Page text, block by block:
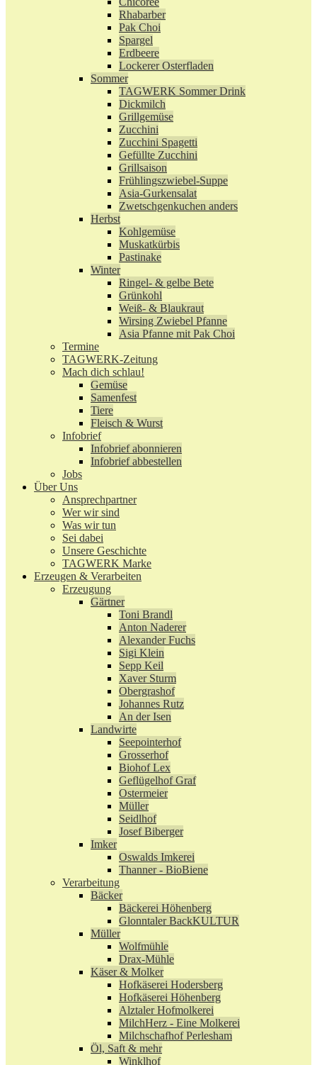
Rhabarber
Pak Choi
Spargel
Erdbeere
Lockerer Osterfladen
Sommer
TAGWERK Sommer Drink
Dickmilch
Grillgemüse
Zucchini
Zucchini Spagetti
Gefüllte Zucchini
Grillsaison
Frühlingszwiebel-Suppe
Asia-Gurkensalat
Zwetschgenkuchen anders
Herbst
Kohlgemüse
Muskatkürbis
Pastinake
Winter
Ringel- & gelbe Bete
Grünkohl
Weiß- & Blaukraut
Wirsing Zwiebel Pfanne
Asia Pfanne mit Pak Choi
Termine
TAGWERK-Zeitung
Mach dich schlau!
Gemüse
Samenfest
Tiere
Fleisch & Wurst
Infobrief
Infobrief abonnieren
Infobrief abbestellen
Jobs
Über Uns
Ansprechpartner
Wer wir sind
Was wir tun
Sei dabei
Unsere Geschichte
TAGWERK Marke
Erzeugen & Verarbeiten
Erzeugung
Gärtner
Toni Brandl
Anton Naderer
Alexander Fuchs
Sigi Klein
Sepp Keil
Xaver Sturm
Obergrashof
Johannes Rutz
An der Isen
Landwirte
Seepointerhof
Grosserhof
Biohof Lex
Geflügelhof Graf
Ostermeier
Müller
Seidlhof
Josef Biberger
Imker
Oswalds Imkerei
Thanner - BioBiene
Verarbeitung
Bäcker
Bäckerei Höhenberg
Glonntaler BackKULTUR
Müller
Wolfmühle
Drax-Mühle
Käser & Molker
Hofkäserei Hodersberg
Hofkäserei Höhenberg
Alztaler Hofmolkerei
MilchHerz - Eine Molkerei
Milchschafhof Perlesham
Öl, Saft & mehr
Winklhof